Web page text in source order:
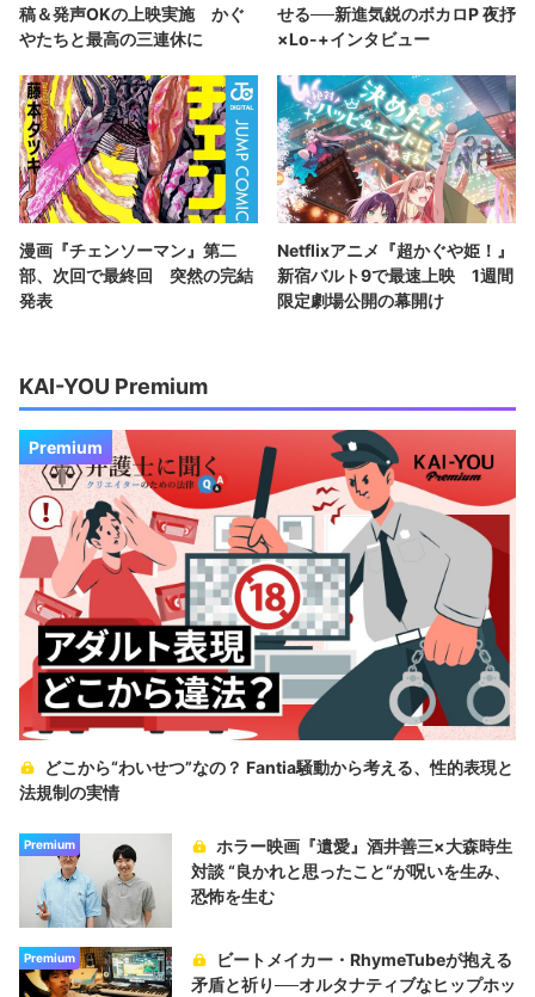
稿＆発声OKの上映実施 かぐ
やたちと最高の三連休に
せる──新進気鋭のボカロP 夜抒
×Lo-+インタビュー
漫画『チェンソーマン』第二
部、次回で最終回 突然の完結
発表
Netflixアニメ『超かぐや姫！』
新宿バルト9で最速上映 1週間
限定劇場公開の幕開け
KAI-YOU Premium
Premium
どこから“わいせつ”なの？ Fantia騒動から考える、性的表現と
法規制の実情
Premium
ホラー映画『遺愛』酒井善三×大森時生
対談 “良かれと思ったこと“が呪いを生み、
恐怖を生む
Premium
ビートメイカー・RhymeTubeが抱える
矛盾と祈り──オルタナティブなヒップホッ